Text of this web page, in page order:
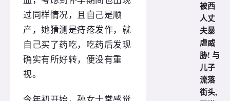
过同样情况，且自己是顺
产，她猜测是痔疮发作，就
自己买了药吃，吃药后发现
确实有所好转，便没有重
视。
被西
人丈
夫暴
虐威
胁! 与
儿子
流落
街头,